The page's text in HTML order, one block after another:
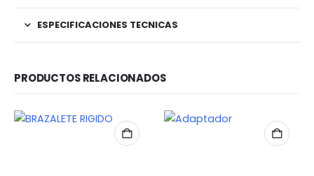
ESPECIFICACIONES TECNICAS
PRODUCTOS RELACIONADOS